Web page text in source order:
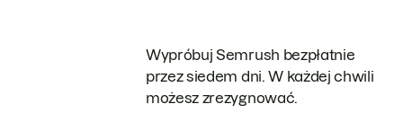
Wypróbuj Semrush bezpłatnie
przez siedem dni. W każdej chwili
możesz zrezygnować.